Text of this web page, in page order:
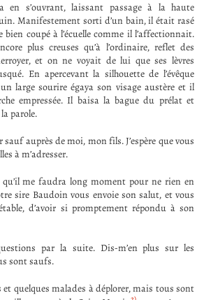
en s’ouvrant, laissant passage à la haute
Manifestement sorti d’un bain, il était rasé
bien coupé à l’écuelle comme il l’affectionnait.
plus creuses qu’à l’ordinaire, reflet des
et on ne voyait de lui que ses lèvres
En apercevant la silhouette de l’évêque
large sourire égaya son visage austère et il
empressée. Il baisa la bague du prélat et
parole.
sauf auprès de moi, mon fils. J’espère que vous
à m’adresser.
me faudra long moment pour ne rien en
sire Baudoin vous envoie son salut, et vous
d’avoir si promptement répondu à son
par la suite. Dis-m’en plus sur les
sont saufs.
quelques malades à déplorer, mais tous sont